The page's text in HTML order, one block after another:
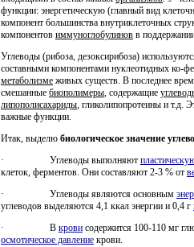
функции: энергетическую (главный вид
компонент большинства внутриклеточных
компонентов иммуноглобулинов в
Углеводы (рибоза, дезоксирибоза)
составными компонентами нуклеотидных ко-
метаболизме живых существ. В последнее
смешанные биополимеры, содержащие
липополисахариды, гликолипопротеины и т.д.
важные функции.
Итак, выделю биологическое значение
· Углеводы выполняют
клеток, ферментов. Они составляют 2-3 % от
· Углеводы являются основным
углеводов выделяются 4,1 ккал энергии и 0,4 г
· В крови содержится 100-110 мг
осмотическое давление крови.